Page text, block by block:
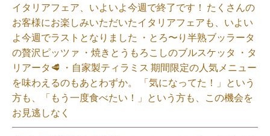
イタリアフェア、いよいよ今週で終了です！ たくさんの
お客様にお楽しみいただいたイタリアフェアも、いよい
よ今週でラストとなりました ・とろ〜り半熟ブッラータ
の贅沢ピッツァ ・焼きとうもろこしのブルスケッタ ・タ
リアータ🥩 ・自家製ティラミス 期間限定の人気メニュー
を味わえるのもあとわずか。 「気になってた！」という
方も、「もう一度食べたい！」という方も、この機会を
お見逃しなく⁡